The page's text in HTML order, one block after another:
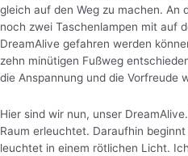
gleich auf den Weg zu machen. An
noch zwei Taschenlampen mit auf
DreamAlive gefahren werden
zehn minütigen Fußweg
die Anspannung und die Vorfreude
Hier sind wir nun, unser
Raum erleuchtet. Daraufhin
leuchtet in einem rötlichen Licht.